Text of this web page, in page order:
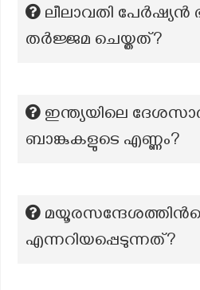
ലീലാവതി പേർഷ്യൻ
തർജ്ജമ ചെയ്തത്?
ഇന്ത്യയിലെ
ബാങ്കുകളുടെ എണ്ണം?
എന്നറിയപ്പെടുന്നത്?